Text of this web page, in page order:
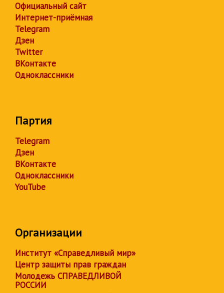
Официальный сайт
Интернет-приёмная
Telegram
Дзен
Twitter
ВКонтакте
Одноклассники
Партия
Telegram
Дзен
ВКонтакте
Одноклассники
YouTube
Организации
Институт «Справедливый мир»
Центр защиты прав граждан
Молодежь СПРАВЕДЛИВОЙ
РОССИИ